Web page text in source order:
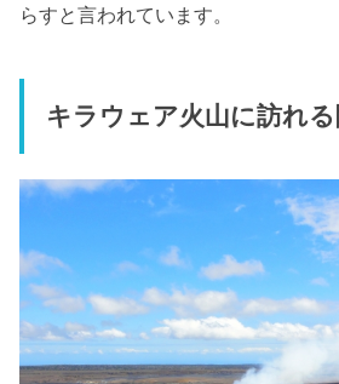
らすと言われています。
キラウェア火山に訪れ